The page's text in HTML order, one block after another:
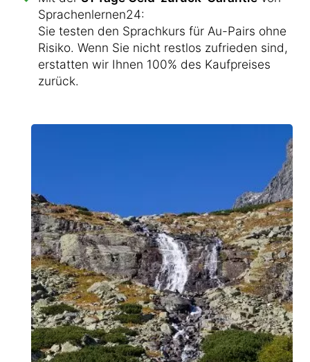
Sprachenlernen24:
Sie testen den Sprachkurs für Au-Pairs ohne
Risiko. Wenn Sie nicht restlos zufrieden sind,
erstatten wir Ihnen 100% des Kaufpreises
zurück.